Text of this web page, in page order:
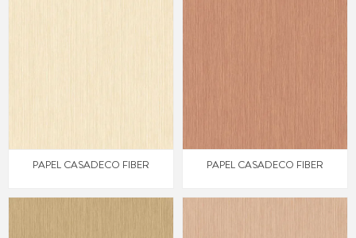
PAPEL CASADECO FIBER PAPEL CASADECO FIBER